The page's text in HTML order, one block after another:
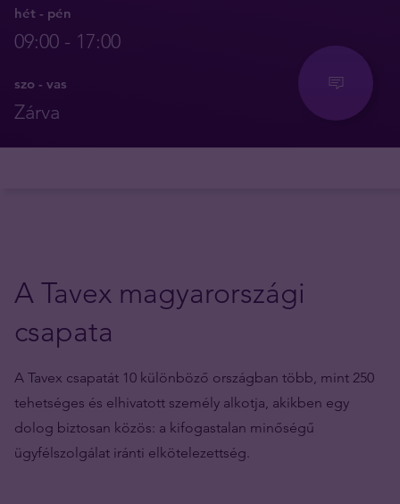
hét - pén
09:00 - 17:00
szo - vas
Zárva
A Tavex magyarországi
csapata
A Tavex csapatát 10 különböző országban több, mint 250
tehetséges és elhivatott személy alkotja, akikben egy
dolog biztosan közös: a kifogastalan minőségű
ügyfélszolgálat iránti elkötelezettség.